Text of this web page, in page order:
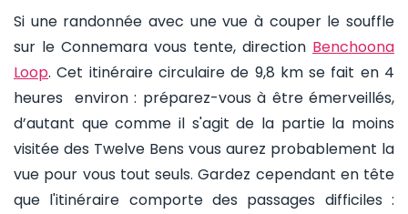
Si une randonnée avec une vue à couper le souffle
sur le Connemara vous tente, direction Benchoona
Loop. Cet itinéraire circulaire de 9,8 km se fait en 4
heures environ : préparez-vous à être émerveillés,
d’autant que comme il s'agit de la partie la moins
visitée des Twelve Bens vous aurez probablement la
vue pour vous tout seuls. Gardez cependant en tête
que l'itinéraire comporte des passages difficiles :